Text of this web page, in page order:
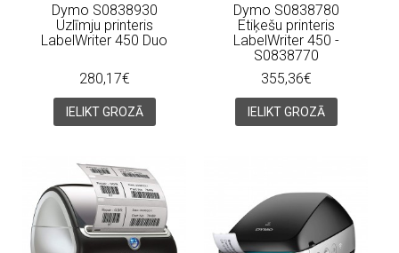
Dymo S0838930
Uzlīmju printeris
LabelWriter 450 Duo
280,17€
IELIKT GROZĀ
Dymo S0838780
Etiķešu printeris
LabelWriter 450 -
S0838770
355,36€
IELIKT GROZĀ